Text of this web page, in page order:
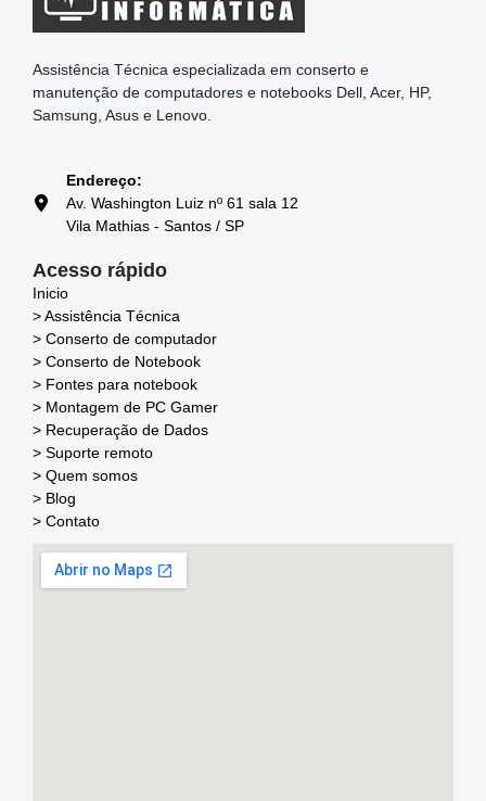
Assistência Técnica especializada em conserto e
manutenção de computadores e notebooks Dell, Acer, HP,
Samsung, Asus e Lenovo.
Endereço:
Av. Washington Luiz nº 61 sala 12
Vila Mathias - Santos / SP
Acesso rápido
Inicio
> Assistência Técnica
> Conserto de computador
> Conserto de Notebook
> Fontes para notebook
> Montagem de PC Gamer
> Recuperação de Dados
> Suporte remoto
> Quem somos
> Blog
> Contato